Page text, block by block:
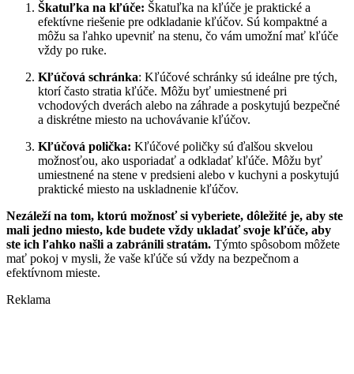
Škatuľka na kľúče: Škatuľka na kľúče je praktické a
efektívne riešenie pre odkladanie kľúčov. Sú kompaktné a
môžu sa ľahko upevniť na stenu, čo vám umožní mať kľúče
vždy po ruke.
Kľúčová schránka: Kľúčové schránky sú ideálne pre tých,
ktorí často stratia kľúče. Môžu byť umiestnené pri
vchodových dverách alebo na záhrade a poskytujú bezpečné
a diskrétne miesto na uchovávanie kľúčov.
Kľúčová polička: Kľúčové poličky sú ďalšou skvelou
možnosťou, ako usporiadať a odkladať kľúče. Môžu byť
umiestnené na stene v predsieni alebo v kuchyni a poskytujú
praktické miesto na uskladnenie kľúčov.
Nezáleží na tom, ktorú možnosť si vyberiete, dôležité je, aby ste
mali jedno miesto, kde budete vždy ukladať svoje kľúče, aby
ste ich ľahko našli a zabránili stratám. Týmto spôsobom môžete
mať pokoj v mysli, že vaše kľúče sú vždy na bezpečnom a
efektívnom mieste.
Reklama